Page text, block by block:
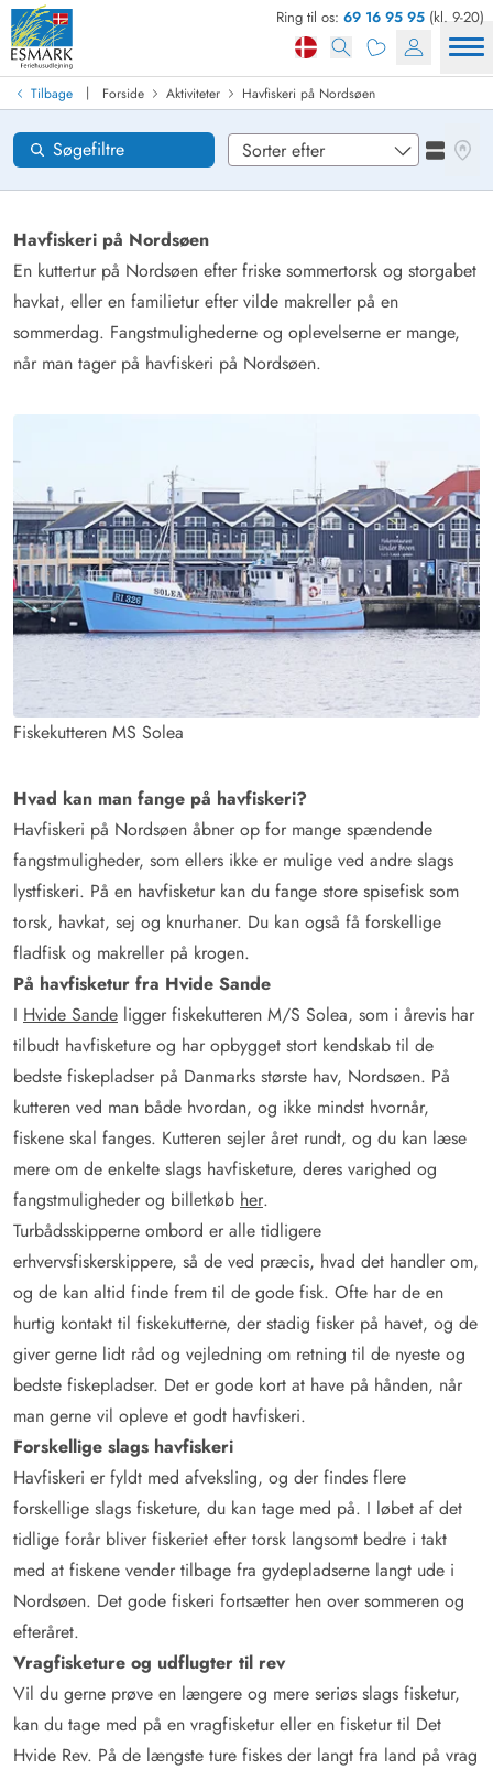
Ring til os: 69 16 95 95 (kl. 9-20)
Tilbage | Forside Aktiviteter Havfiskeri på Nordsøen
Havfiskeri på Nordsøen
En kuttertur på Nordsøen efter friske sommertorsk og storgabet
havkat, eller en familietur efter vilde makreller på en
sommerdag. Fangstmulighederne og oplevelserne er mange,
når man tager på havfiskeri på Nordsøen.
Fiskekutteren MS Solea
Hvad kan man fange på havfiskeri?
Havfiskeri på Nordsøen åbner op for mange spændende
fangstmuligheder, som ellers ikke er mulige ved andre slags
lystfiskeri. På en havfisketur kan du fange store spisefisk som
torsk, havkat, sej og knurhaner. Du kan også få forskellige
fladfisk og makreller på krogen.
På havfisketur fra Hvide Sande
I Hvide Sande ligger fiskekutteren M/S Solea, som i årevis har
tilbudt havfisketure og har opbygget stort kendskab til de
bedste fiskepladser på Danmarks største hav, Nordsøen. På
kutteren ved man både hvordan, og ikke mindst hvornår,
fiskene skal fanges. Kutteren sejler året rundt, og du kan læse
mere om de enkelte slags havfisketure, deres varighed og
fangstmuligheder og billetkøb her.
Turbådsskipperne ombord er alle tidligere
erhvervsfiskerskippere, så de ved præcis, hvad det handler om,
og de kan altid finde frem til de gode fisk. Ofte har de en
hurtig kontakt til fiskekutterne, der stadig fisker på havet, og de
giver gerne lidt råd og vejledning om retning til de nyeste og
bedste fiskepladser. Det er gode kort at have på hånden, når
man gerne vil opleve et godt havfiskeri.
Forskellige slags havfiskeri
Havfiskeri er fyldt med afveksling, og der findes flere
forskellige slags fisketure, du kan tage med på. I løbet af det
tidlige forår bliver fiskeriet efter torsk langsomt bedre i takt
med at fiskene vender tilbage fra gydepladserne langt ude i
Nordsøen. Det gode fiskeri fortsætter hen over sommeren og
efteråret.
Vragfisketure og udflugter til rev
Vil du gerne prøve en længere og mere seriøs slags fisketur,
kan du tage med på en vragfisketur eller en fisketur til Det
Hvide Rev. På de længste ture fiskes der langt fra land på vrag
Søgefiltre
Se
Find sommerhus
Ankomst
Områder
Ønsker til huset
Loading...